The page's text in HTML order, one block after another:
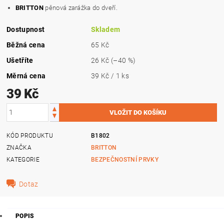
BRITTONpěnová zarážka do dveří.
Dostupnost
Skladem
Běžná cena
65 Kč
Ušetříte
26 Kč (–40 %)
Měrná cena
39 Kč / 1 ks
39 Kč
KÓD PRODUKTU
B1802
ZNAČKA
BRITTON
KATEGORIE
BEZPEČNOSTNÍ PRVKY
Dotaz
POPIS